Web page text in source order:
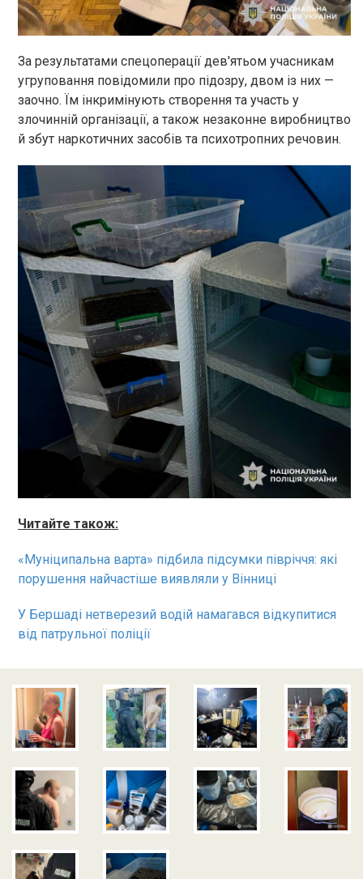
За результатами спецоперації дев'ятьом учасникам
угруповання повідомили про підозру, двом із них —
заочно. Їм інкримінують створення та участь у
злочинній організації, а також незаконне виробництво
й збут наркотичних засобів та психотропних речовин.
Читайте також:
«Муніципальна варта» підбила підсумки півріччя: які
порушення найчастіше виявляли у Вінниці
У Бершаді нетверезий водій намагався відкупитися
від патрульної поліції